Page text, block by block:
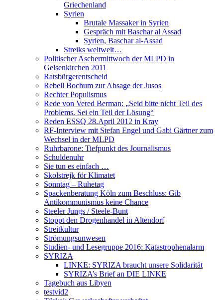
Griechenland
Syrien
Brutale Massaker in Syrien
Gespräch mit Baschar al Assad
Syrien, Baschar al-Assad
Streiks weltweit…
Politischer Aschermittwoch der MLPD in
Gelsenkirchen 2011
Ratsbürgerentscheid
Rebell Bochum zur Absage der Jusos
Rechter Populismus
Rede von Vered Berman: „Seid bitte nicht Teil des
Problems. Sei ein Teil der Lösung“
Reden ESSQ 28.April 2012 in Kray
RF-Interview mit Stefan Engel und Gabi Gärtner zum
Wechsel in der MLPD
Ruhrbarone: Tiefpunkt des Journalismus
Schuldenuhr
Sie tun es einfach …
Skolstrejk för Klimatet
Sonntag – Ruhetag
Spackenberatung Köln zum Beschluss: Gib
Antikommunismus keine Chance
Steeler Jungs / Steele-Bunt
Stoppt den Drogenhandel in Altendorf
Streitkultur
Strömungsunwesen
Studien- und Lesegruppe 2016: Katastrophenalarm
SYRIZA
LINKE: SYRIZA braucht unsere Solidarität
SYRIZA’s Brief an DIE LINKE
Tagebuch aus Libyen
testvid2